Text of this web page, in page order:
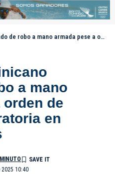
pese a orden de detención migratoria en Massachusetts
a mano
orden de
en
10:40